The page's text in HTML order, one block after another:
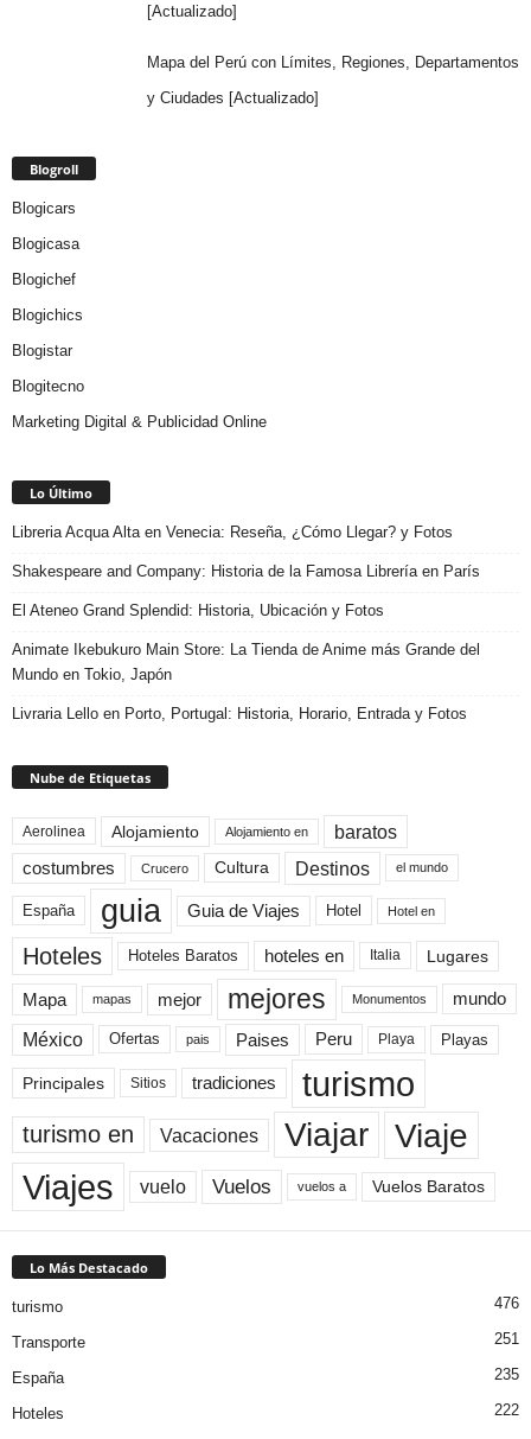
[Actualizado]
Mapa del Perú con Límites, Regiones, Departamentos
y Ciudades [Actualizado]
Blogroll
Blogicars
Blogicasa
Blogichef
Blogichics
Blogistar
Blogitecno
Marketing Digital & Publicidad Online
Lo Último
Libreria Acqua Alta en Venecia: Reseña, ¿Cómo Llegar? y Fotos
Shakespeare and Company: Historia de la Famosa Librería en París
El Ateneo Grand Splendid: Historia, Ubicación y Fotos
Animate Ikebukuro Main Store: La Tienda de Anime más Grande del
Mundo en Tokio, Japón
Livraria Lello en Porto, Portugal: Historia, Horario, Entrada y Fotos
Nube de Etiquetas
Aerolinea Alojamiento Alojamiento en baratos
costumbres Crucero Cultura Destinos el mundo
España guia Guia de Viajes Hotel Hotel en
Hoteles Hoteles Baratos hoteles en Italia Lugares
Mapa mapas mejor mejores Monumentos mundo
México Ofertas pais Paises Peru Playa Playas
Principales Sitios tradiciones turismo
turismo en Vacaciones Viajar Viaje
Viajes vuelo Vuelos vuelos a Vuelos Baratos
Lo Más Destacado
turismo 476
Transporte 251
España 235
Hoteles
222